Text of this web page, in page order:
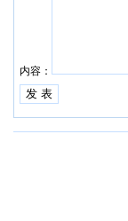
内容：